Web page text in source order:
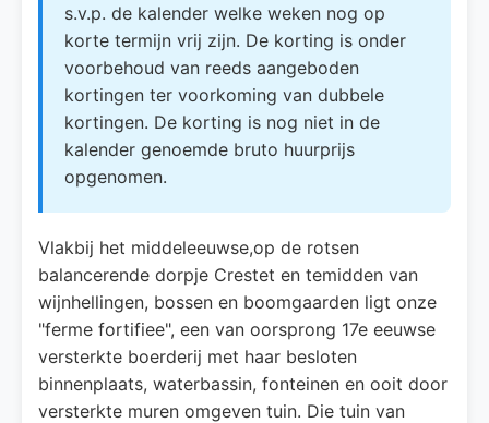
s.v.p. de kalender welke weken nog op
korte termijn vrij zijn. De korting is onder
voorbehoud van reeds aangeboden
kortingen ter voorkoming van dubbele
kortingen. De korting is nog niet in de
kalender genoemde bruto huurprijs
opgenomen.
Vlakbij het middeleeuwse,op de rotsen
balancerende dorpje Crestet en temidden van
wijnhellingen, bossen en boomgaarden ligt onze
"ferme fortifiee", een van oorsprong 17e eeuwse
versterkte boerderij met haar besloten
binnenplaats, waterbassin, fonteinen en ooit door
versterkte muren omgeven tuin. Die tuin van